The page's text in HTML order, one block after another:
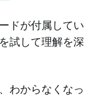
ドが付属してい
試して理解を深
わからなくなっ